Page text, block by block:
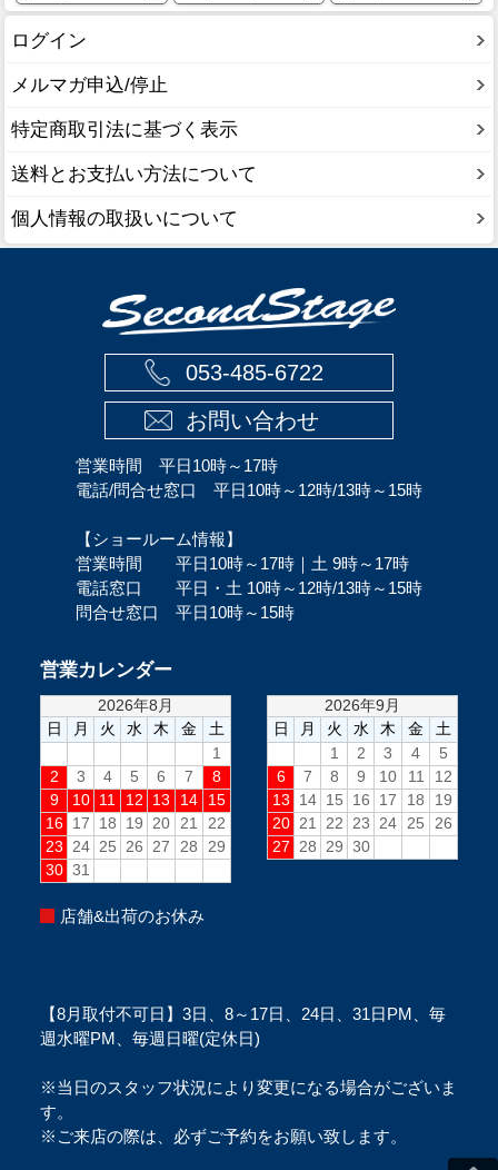
ログイン
メルマガ申込/停止
特定商取引法に基づく表示
送料とお支払い方法について
個人情報の取扱いについて
053-485-6722
お問い合わせ
営業時間 平日10時～17時
電話/問合せ窓口 平日10時～12時/13時～15時
【ショールーム情報】
営業時間 平日10時～17時｜土 9時～17時
電話窓口 平日・土 10時～12時/13時～15時
問合せ窓口 平日10時～15時
営業カレンダー
店舗&出荷のお休み
【8月取付不可日】3日、8～17日、24日、31日PM、毎
週水曜PM、毎週日曜(定休日)
※当日のスタッフ状況により変更になる場合がございま
す。
※ご来店の際は、必ずご予約をお願い致します。